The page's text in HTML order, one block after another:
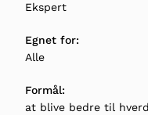
Ekspert
Egnet for:
Alle
Formål:
at blive bedre til